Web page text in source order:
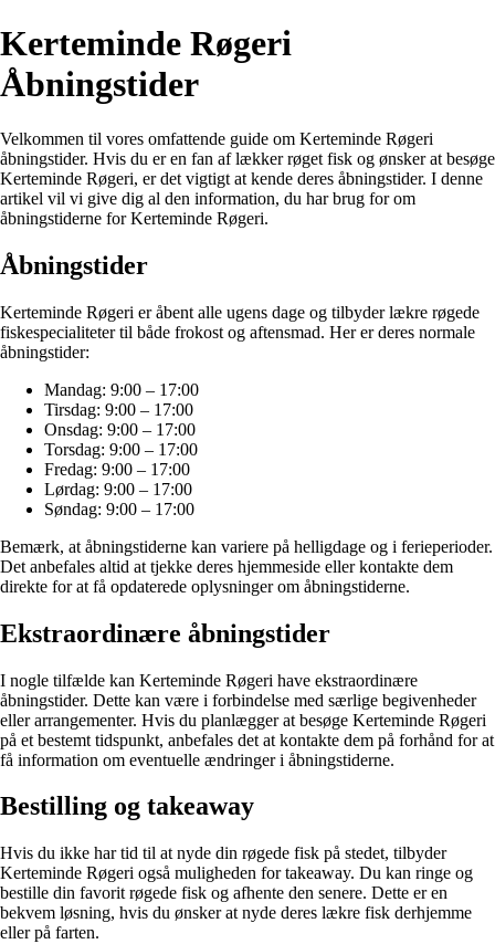
Kerteminde Røgeri
Åbningstider
Velkommen til vores omfattende guide om Kerteminde Røgeri
åbningstider. Hvis du er en fan af lækker røget fisk og ønsker at besøge
Kerteminde Røgeri, er det vigtigt at kende deres åbningstider. I denne
artikel vil vi give dig al den information, du har brug for om
åbningstiderne for Kerteminde Røgeri.
Åbningstider
Kerteminde Røgeri er åbent alle ugens dage og tilbyder lækre røgede
fiskespecialiteter til både frokost og aftensmad. Her er deres normale
åbningstider:
Mandag: 9:00 – 17:00
Tirsdag: 9:00 – 17:00
Onsdag: 9:00 – 17:00
Torsdag: 9:00 – 17:00
Fredag: 9:00 – 17:00
Lørdag: 9:00 – 17:00
Søndag: 9:00 – 17:00
Bemærk, at åbningstiderne kan variere på helligdage og i ferieperioder.
Det anbefales altid at tjekke deres hjemmeside eller kontakte dem
direkte for at få opdaterede oplysninger om åbningstiderne.
Ekstraordinære åbningstider
I nogle tilfælde kan Kerteminde Røgeri have ekstraordinære
åbningstider. Dette kan være i forbindelse med særlige begivenheder
eller arrangementer. Hvis du planlægger at besøge Kerteminde Røgeri
på et bestemt tidspunkt, anbefales det at kontakte dem på forhånd for at
få information om eventuelle ændringer i åbningstiderne.
Bestilling og takeaway
Hvis du ikke har tid til at nyde din røgede fisk på stedet, tilbyder
Kerteminde Røgeri også muligheden for takeaway. Du kan ringe og
bestille din favorit røgede fisk og afhente den senere. Dette er en
bekvem løsning, hvis du ønsker at nyde deres lækre fisk derhjemme
eller på farten.